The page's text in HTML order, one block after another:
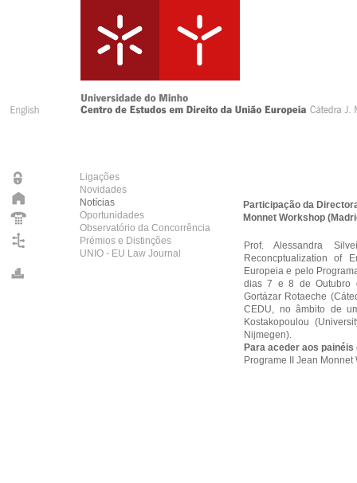
Ligações
Novidades
Notícias
Oportunidades
Observatório da Concorrência
Prémios e Distinções
UNIO - EU Law Journal
Participação da
Monnet Workshop
Prof. Alessandra
Reconcptualization of
Europeia e pelo
dias 7 e 8 de Outubro
Gortázar Rotaeche
CEDU, no âmbito de
Kostakopoulou
Nijmegen).
Para aceder aos
Programe II Jean Monnet